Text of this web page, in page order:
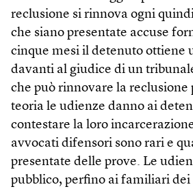
reclusione si rinnova ogni
che siano presentate accuse
cinque mesi il detenuto ottiene
davanti al giudice di un
che può rinnovare la reclusione
teoria le udienze danno ai
contestare la loro
avvocati difensori sono rari e
presentate delle prove. Le
pubblico, perfino ai familiari